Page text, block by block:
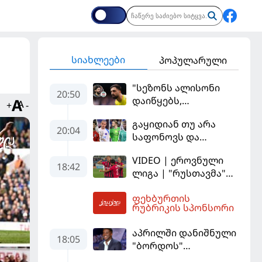
+ -
სიახლეები პოპულარული
20:50
"სეზონს ალისონი
დაიწყებს,
შანსის
გამოსაყენებლად
სჭირდება,
რომელსაც 100%-ით
"ლივერპულის"
ყოფილმა მეკარემ
20:04
გაყიდიან თუ არა
საფონოვს და
იქნება პსჟ-ს
ძირითადი მეკარე?
18:42
VIDEO | ეროვნული
ლიგა | "რუსთავმა"
დამსახურებულად
მოიგო, "ტორპედომ"
ფეხბურთის
რუბრიკის სპონსორი
18:05
აპრილში დანიშნული
"ბორდოს"